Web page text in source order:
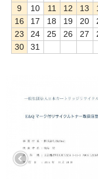
9
10 11 12 13
16
17 18 19 20
23
24 25 26 27
30
31